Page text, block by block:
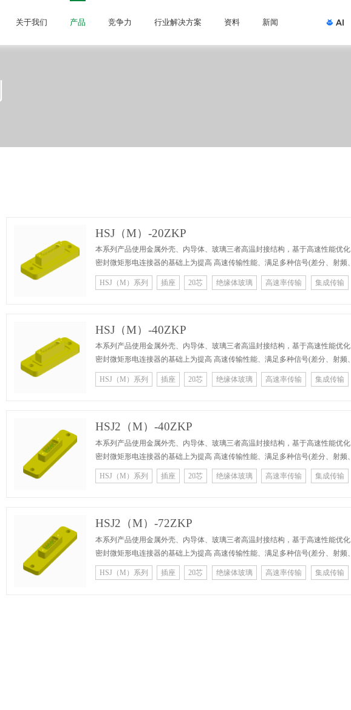
关于我们 产品 竞争力 行业解决方案 资料 新闻 AI
HSJ（M）-20ZKP
本系列产品使用金属外壳、内导体、玻璃三者高温封接结构，基于高速性能优化 的非等间距排列方式，在J30JMI系列玻璃
密封微矩形电连接器的基础上为提高 高速传输性能、满足多种信号(差分、射频、光、低频等)集成传输等应用需求 而开发
的，集高可靠、多功能、虚拟模块化架构等特点于一体的I/0互联系统， 规格有 20、40、72 芯3种规格。本系列产品可根据
客户要求定制。
HSJ（M）系列 插座 20芯 绝缘体玻璃 高速率传输 集成传输
HSJ（M）-40ZKP
本系列产品使用金属外壳、内导体、玻璃三者高温封接结构，基于高速性能优化 的非等间距排列方式，在J30JMI系列玻璃
密封微矩形电连接器的基础上为提高 高速传输性能、满足多种信号(差分、射频、光、低频等)集成传输等应用需求 而开发
的，集高可靠、多功能、虚拟模块化架构等特点于一体的I/0互联系统， 规格有 20、40、72 芯3种规格。本系列产品可根据
客户要求定制。
HSJ（M）系列 插座 20芯 绝缘体玻璃 高速率传输 集成传输
HSJ2（M）-40ZKP
本系列产品使用金属外壳、内导体、玻璃三者高温封接结构，基于高速性能优化 的非等间距排列方式，在J30JMI系列玻璃
密封微矩形电连接器的基础上为提高 高速传输性能、满足多种信号(差分、射频、光、低频等)集成传输等应用需求 而开发
的，集高可靠、多功能、虚拟模块化架构等特点于一体的I/0互联系统， 规格有 20、40、72 芯3种规格。本系列产品可根据
客户要求定制。
HSJ（M）系列 插座 20芯 绝缘体玻璃 高速率传输 集成传输
HSJ2（M）-72ZKP
本系列产品使用金属外壳、内导体、玻璃三者高温封接结构，基于高速性能优化 的非等间距排列方式，在J30JMI系列玻璃
密封微矩形电连接器的基础上为提高 高速传输性能、满足多种信号(差分、射频、光、低频等)集成传输等应用需求 而开发
的，集高可靠、多功能、虚拟模块化架构等特点于一体的I/0互联系统， 规格有 20、40、72 芯3种规格。本系列产品可根据
客户要求定制。
HSJ（M）系列 插座 20芯 绝缘体玻璃 高速率传输 集成传输